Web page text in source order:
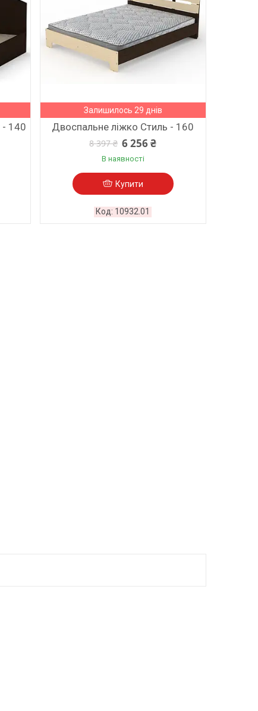
- 140
Залишилось 29 днів
Двоспальне ліжко Стиль - 160
8 397 ₴ 6 256 ₴
В наявності
Купити
10932.01